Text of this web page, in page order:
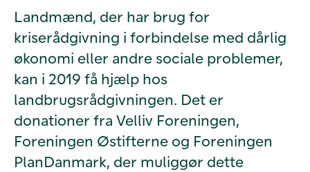
Landmænd, der har brug for
kriserådgivning i forbindelse med dårlig
økonomi eller andre sociale problemer,
kan i 2019 få hjælp hos
landbrugsrådgivningen. Det er
donationer fra Velliv Foreningen,
Foreningen Østifterne og Foreningen
PlanDanmark, der muliggør dette